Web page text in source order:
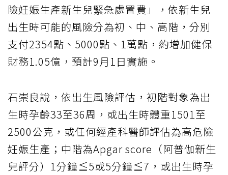
險妊娠生產新生兒緊急處置費」，依新生兒
出生時可能的風險分為初、中、高階，分別
支付2354點、5000點、1萬點，約增加健保
財務1.05億，預計9月1日實施。
石崇良說，依出生風險評估，初階對象為出
生時孕齡33至36周，或出生時體重1501至
2500公克，或任何經產科醫師評估為高危險
妊娠生產；中階為Apgar score（阿普伽新生
兒評分）1分鐘≦5或5分鐘≦7，或出生時孕